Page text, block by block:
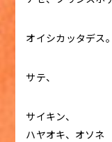
オイシカッタデス。
サテ、
サイキン、
ハヤオキ、オソネ